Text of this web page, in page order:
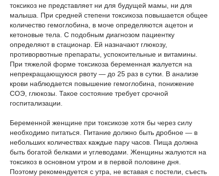
токсикоз не представляет ни для будущей мамы, ни для
малыша. При средней степени токсикоза повышается общее
количество гемоглобина, в моче определяются ацетон и
кетоновые тела. С подобным диагнозом пациентку
определяют в стационар. Ей назначают глюкозу,
противорвотные препараты, успокоительные и витамины.
При тяжелой форме токсикоза беременная жалуется на
непрекращающуюся рвоту — до 25 раз в сутки. В анализе
крови наблюдается повышение гемоглобина, понижение
СОЭ, глюкозы. Такое состояние требует срочной
госпитализации.
Беременной женщине при токсикозе хотя бы через силу
необходимо питаться. Питание должно быть дробное — в
небольших количествах каждые пару часов. Пища должна
быть богатой белками и углеводами. Женщины жалуются на
токсикоз в основном утром и в первой половине дня.
Поэтому рекомендуется с утра, не вставая с постели, съесть